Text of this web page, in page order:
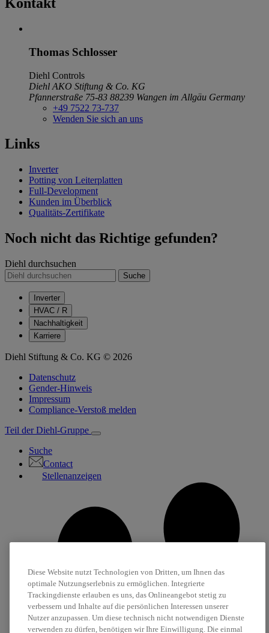
Thomas Schlosser
Diehl Controls
Diehl AKO Stiftung & Co. KG
Pfannerstraße 75-83 88239 Wangen im Allgäu Germany
+49 7522 73-737
Wenden Sie sich an uns
Links
Inverter
Potting von Leiterplatten
Full-Development
Kunden im Überblick
Qualitäts-Zertifikate
Noch nicht das Richtige gefunden?
Diehl durchsuchen
Suche
Inverter
HVAC / R
Nachhaltigkeit
Karriere
Diehl Stiftung & Co. KG © 2026
Datenschutz
Gender-Hinweis
Impressum
Compliance-Verstoß melden
Teil der Diehl-Gruppe
Suche
Contact
Stellenanzeigen
Diese Website nutzt Technologien von Dritten, um Ihnen das
optimale Nutzungserlebnis zu ermöglichen. Integrierte
Trackingdienste erlauben es uns, das Onlineangebot stetig zu
verbessern und Inhalte auf die persönlichen Interessen unserer
Nutzer anzupassen. Um diese technisch nicht notwendigen Dienste
verwenden zu dürfen, benötigen wir Ihre Einwilligung. Die einmal